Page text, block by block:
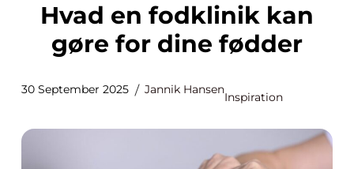
Hvad en fodklinik kan
gøre for dine fødder
30 September 2025 Jannik Hansen
Inspiration